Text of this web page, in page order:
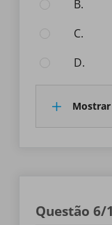
B.
C.
D.
Questão 6/